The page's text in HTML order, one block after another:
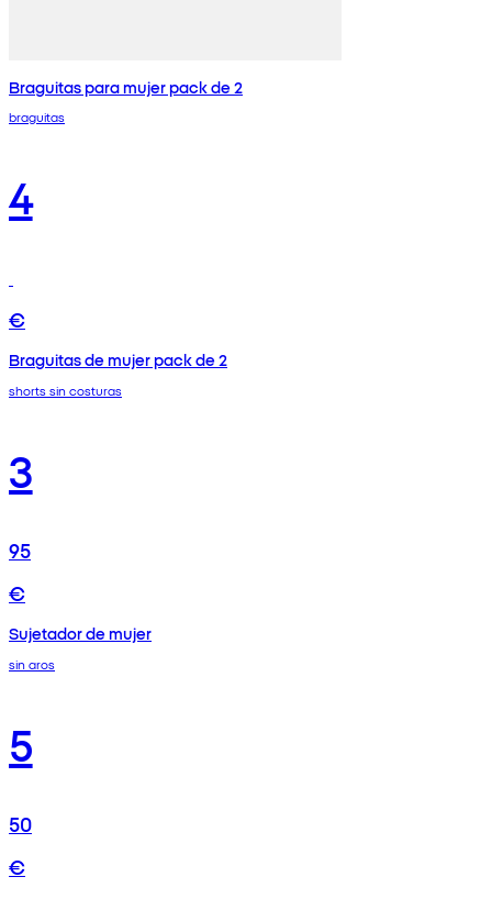
Braguitas para mujer pack de 2
braguitas
4
€
Braguitas de mujer pack de 2
shorts sin costuras
3
95
€
Sujetador de mujer
sin aros
5
50
€